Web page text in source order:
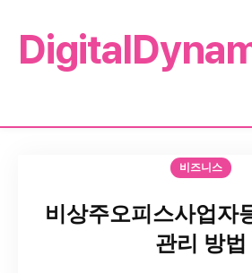
비즈니스
비상주오피스사업자
관리 방법